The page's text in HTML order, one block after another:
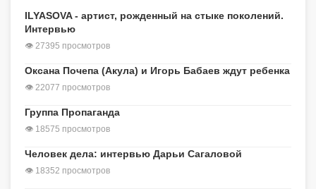
ILYASOVA - артист, рожденный на стыке поколений.
Интервью
👁 27395 просмотров
Оксана Почепа (Акула) и Игорь Бабаев ждут ребенка
👁 22077 просмотров
Группа Пропаганда
👁 18575 просмотров
Человек дела: интервью Дарьи Сагаловой
👁 18352 просмотров